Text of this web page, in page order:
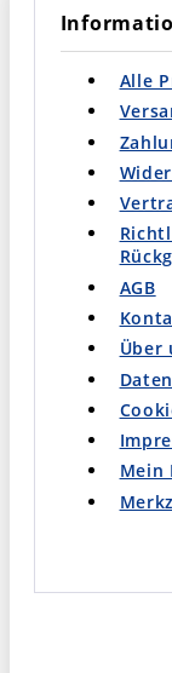
Alle
AGB
Über
Mein